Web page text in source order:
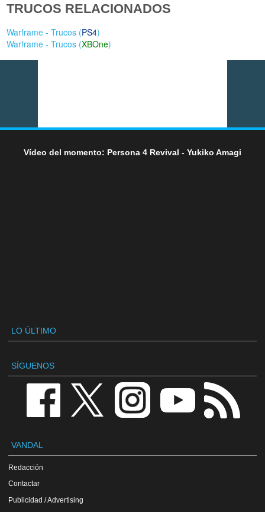
TRUCOS RELACIONADOS
Warframe - Trucos (PS4)
Warframe - Trucos (XBOne)
Vídeo del momento: Persona 4 Revival - Yukiko Amagi
LO ÚLTIMO
SÍGUENOS
VANDAL
Redacción
Contactar
Publicidad / Advertising